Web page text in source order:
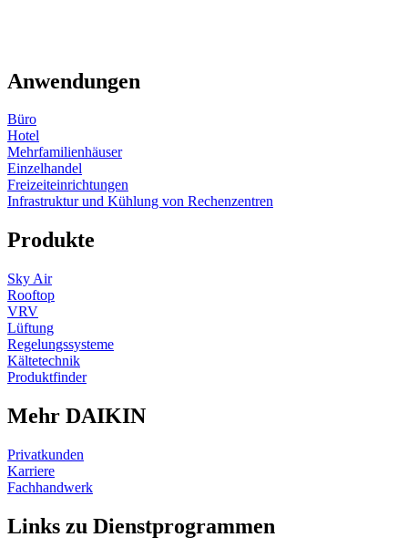
Anwendungen
Büro
Hotel
Mehrfamilienhäuser
Einzelhandel
Freizeiteinrichtungen
Infrastruktur und Kühlung von Rechenzentren
Produkte
Sky Air
Rooftop
VRV
Lüftung
Regelungssysteme
Kältetechnik
Produktfinder
Mehr DAIKIN
Privatkunden
Karriere
Fachhandwerk
Links zu Dienstprogrammen